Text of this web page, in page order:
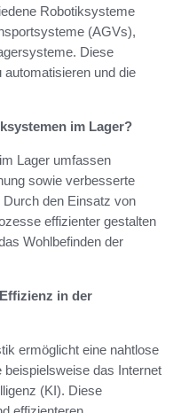
Robotiksysteme
(AGVs),
Diese
und die
im Lager?
Lager umfassen
sowie verbesserte
Durch den Einsatz von
effizienter gestalten
Wohlbefinden der
in der
ermöglicht eine nahtlose
beispielsweise das Internet
(KI). Diese